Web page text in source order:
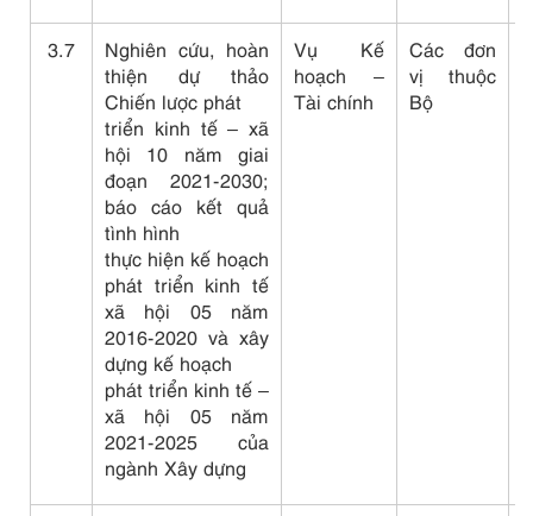
3.7
Nghiên cứu, hoàn
thiện dự thảo
Chiến lược phát
triển kinh tế – xã
hội 10 năm giai
đoạn 2021-2030;
báo cáo kết quả
tình hình
thực hiện kế hoạch
phát triển kinh tế
xã hội 05 năm
2016-2020 và xây
dựng kế hoạch
phát triển kinh tế –
xã hội 05 năm
2021-2025 của
ngành Xây dựng
Vụ Kế
hoạch –
Tài chính
Các đơn
vị thuộc
Bộ